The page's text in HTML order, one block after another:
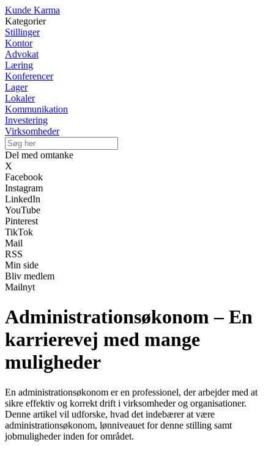
Kunde Karma
Kategorier
Stillinger
Kontor
Advokat
Læring
Konferencer
Lager
Lokaler
Kommunikation
Investering
Virksomheder
Del med omtanke
X
Facebook
Instagram
LinkedIn
YouTube
Pinterest
TikTok
Mail
RSS
Min side
Bliv medlem
Mailnyt
Administrationsøkonom – En
karrierevej med mange
muligheder
En administrationsøkonom er en professionel, der arbejder med at
sikre effektiv og korrekt drift i virksomheder og organisationer.
Denne artikel vil udforske, hvad det indebærer at være
administrationsøkonom, lønniveauet for denne stilling samt
jobmuligheder inden for området.